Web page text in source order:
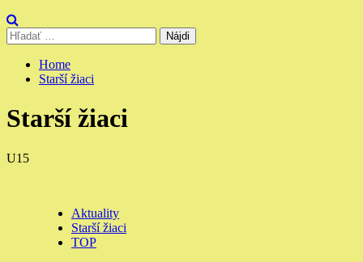
Hľadať:
Home
Starší žiaci
Starší žiaci
U15
Aktuality
Starší žiaci
TOP